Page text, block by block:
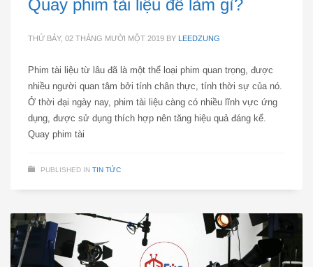
Quay phim tài liệu để làm gì?
THỨ BẢY, 02 THÁNG MƯỜI MỘT 2019 BY LEEDZUNG
Phim tài liệu từ lâu đã là một thể loại phim quan trọng, được
nhiều người quan tâm bởi tính chân thực, tính thời sự của nó.
Ở thời đại ngày nay, phim tài liệu càng có nhiều lĩnh vực ứng
dụng, được sử dụng thích hợp nên tăng hiệu quả đáng kể.
Quay phim tài
PUBLISHED IN TIN TỨC